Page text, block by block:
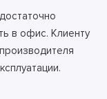
в офис. Клиенту